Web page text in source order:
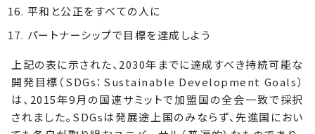
平和と公正をすべての人に
パートナーシップで目標を達成しよう
上記の表に示された、2030年までに達成すべき持続可能な
開発目標（SDGs：Sustainable Development Goals）
は、2015年9月の国連サミットで加盟国の全会一致で採択
されました。SDGsは発展途上国のみならず、先進国におい